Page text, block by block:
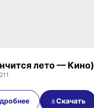
лето — Кино)
211
Скачать